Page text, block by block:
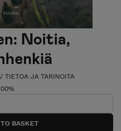
Noitia,
/ TIETOA JA TARINOITA